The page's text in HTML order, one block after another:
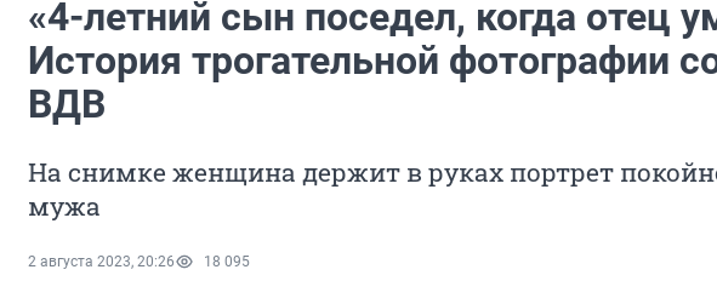
«4-летний сын поседел, когда отец
История трогательной фотографии
ВДВ
На снимке женщина держит в руках портрет
мужа
2 августа 2023, 20:26 18 095